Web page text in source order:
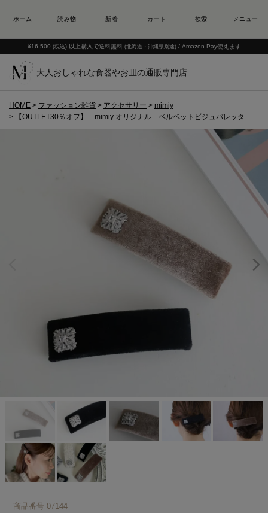
¥16,500 (税込) 以上購入で送料無料 (北海道・沖縄県別途) / Amazon Pay使えます
大人おしゃれな食器やお皿の通販専門店
HOME ファッション雑貨 アクセサリー
mimiy
【OUTLET30％オフ】 mimiy オリジナル ベルベットビジュバレッタ
商品番号 07144